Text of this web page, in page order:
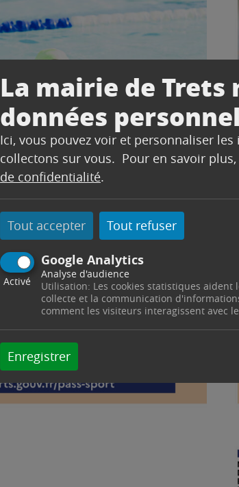
La mairie de Trets
données
Ici, vous pouvez voir et personnaliser
collectons sur vous. Pour en savoir
de confidentialité.
Tout accepter Tout refuser
Google Analytics
Activé
Analyse d'audience
Utilisation: Les cookies statistiques
collecte et la communication
comment les visiteurs interagissent avec
Enregistrer